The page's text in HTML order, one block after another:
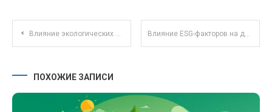
Навигация по записям
Влияние экологических ETF на устойчивое инвестирование и корпоративную ответственность Влияние ESG-факторов на доходность и волатильность российских компаний
ПОХОЖИЕ ЗАПИСИ